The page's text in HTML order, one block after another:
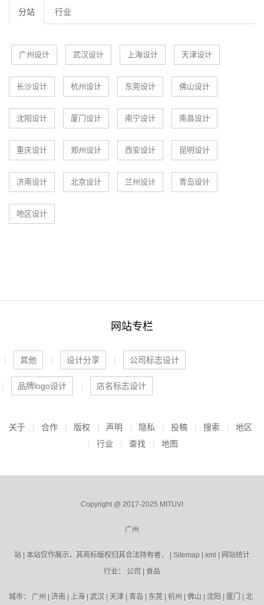
分站 行业
广州设计 武汉设计 上海设计 天津设计
长沙设计 杭州设计 东莞设计 佛山设计
沈阳设计 厦门设计 南宁设计 南昌设计
重庆设计 郑州设计 西安设计 昆明设计
济南设计 北京设计 兰州设计 青岛设计
地区设计
网站专栏
其他 设计分享 公司标志设计
品牌logo设计 店名标志设计
关于 合作 版权 声明 隐私 投稿 搜索
地区
行业
查找 地图
Copyright @ 2017-2025 MITUVI
广州
站 | 本站仅作展示，其商标版权归其合法持有者， | Sitemap xml
网站统计
行业： 公司 食品
城市： 广州 济南 上海| 武汉 天津| 青岛 东莞| 杭州 佛山 沈阳 厦门 北